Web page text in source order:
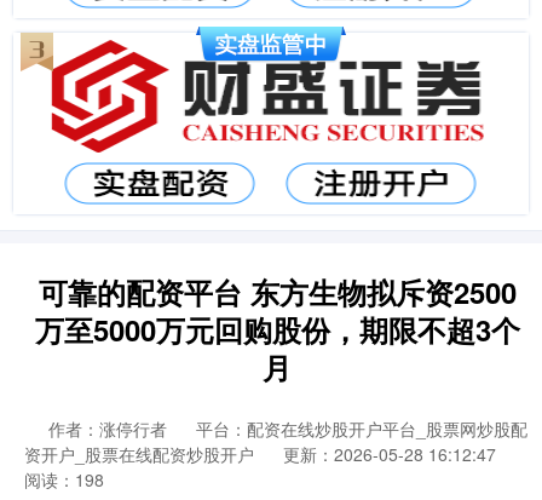
可靠的配资平台 东方生物拟斥资2500
万至5000万元回购股份，期限不超3个
月
作者：涨停行者
平台：配资在线炒股开户平台_股票网炒股配
资开户_股票在线配资炒股开户
更新：2026-05-28 16:12:47
阅读：198